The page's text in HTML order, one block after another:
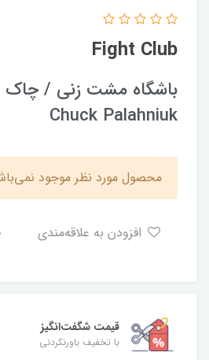
Fight Club
باشگاه مشت زنی / چاک
Chuck Palahniuk
محصول مورد نظر موجود
قیمت شگفت‌انگیز
با تخفیف باورنکردنی